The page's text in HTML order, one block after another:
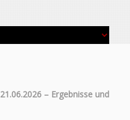
21.06.2026 – Ergebnisse und